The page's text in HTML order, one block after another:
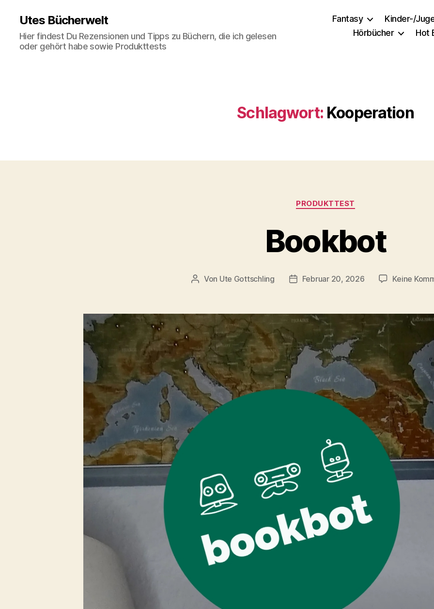
Utes Bücherwelt
Hier findest Du Rezensionen und Tipps zu Büchern, die ich gelesen
oder gehört habe sowie Produkttests
Fantasy
Kinder-/
Hörbücher
Hot
Schlagwort: Kooperation
Kategorien
PRODUKTTEST
Bookbot
Beitragsautor
Von Ute Gottschling Veröffentlichungsdatum
Februar 20, 2026 Keine